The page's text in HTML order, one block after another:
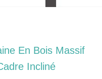
En Bois Massif
Incliné